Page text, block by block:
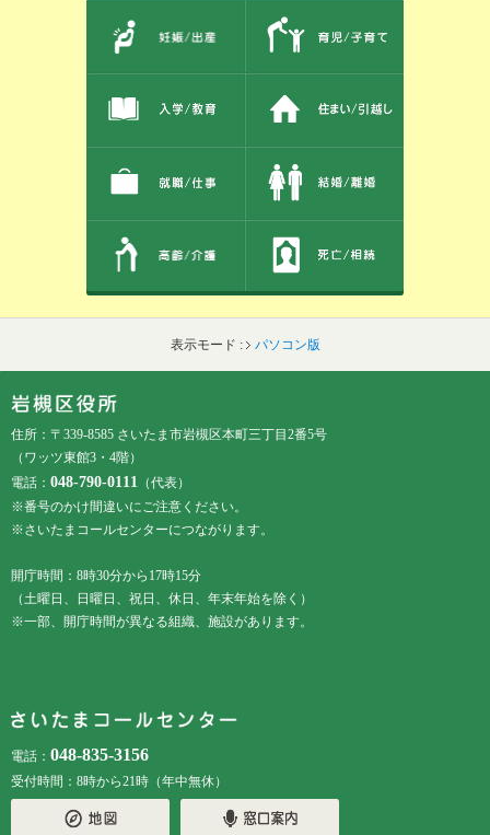
表示モード : パソコン版
住所：〒339-8585 さいたま市岩槻区本町三丁目2番5号
（ワッツ東館3・4階）
電話： 048-790-0111 （代表）
※番号のかけ間違いにご注意ください。
※さいたまコールセンターにつながります。
開庁時間：8時30分から17時15分
（土曜日、日曜日、祝日、休日、年末年始を除く）
※一部、開庁時間が異なる組織、施設があります。
電話： 048-835-3156
受付時間：8時から21時（年中無休）